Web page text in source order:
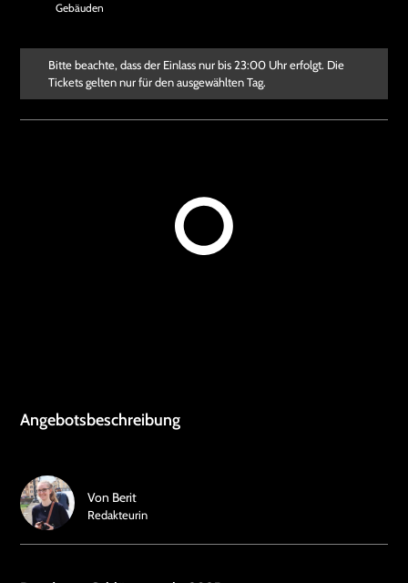
Gebäuden
Bitte beachte, dass der Einlass nur bis 23:00 Uhr erfolgt. Die
Tickets gelten nur für den ausgewählten Tag.
Angebotsbeschreibung
Von Berit
Redakteurin